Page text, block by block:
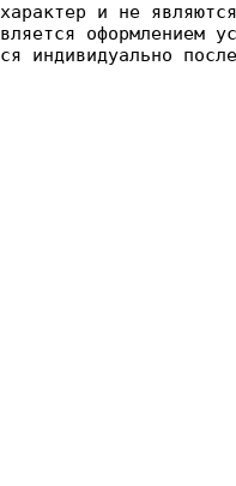
и не
оформлением
индивидуально